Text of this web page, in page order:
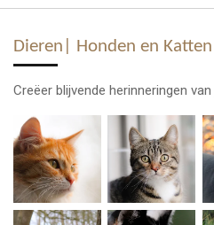
Dieren| Honden en Katten
Creëer blijvende herinneringen